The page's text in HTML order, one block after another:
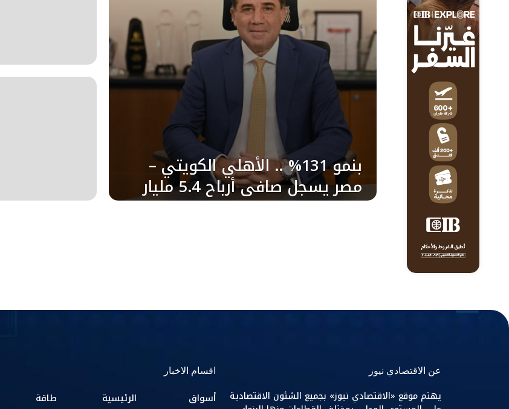
بنمو 131% .. الأهلي الكويتي –
مصر يسجل صافي أرباح 5.4 مليار
جنيه
عن الاقتصادي نيوز
يهتم موقع «الاقتصادي نيوز» بجميع الشئون الاقتصادية
اقسام الاخبار
أسواق الرئيسية طاقة